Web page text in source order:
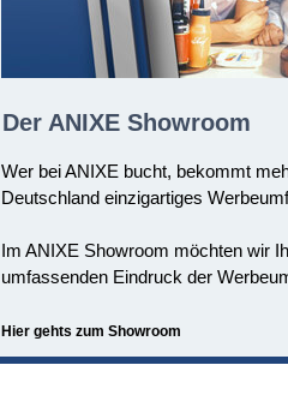
Der ANIXE Showroom
Wer bei ANIXE bucht, bekommt
Deutschland einzigartiges
Im ANIXE Showroom möchten wir
umfassenden Eindruck der
Hier gehts zum Showroom